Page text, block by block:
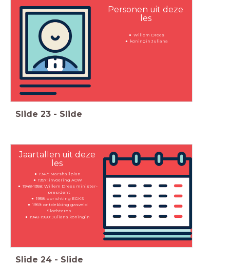
Personen uit deze
les
Willem Drees
koningin Juliana
Slide 23 - Slide
Jaartallen uit deze
les
1947: Marshallplan
1957: invoering AOW
1948-1958: Willem Drees minister-
president
1958: oprichting EGKS
1959: ontdekking gasveld
Slochteren
1948-1980: Juliana koningin
Slide 24 - Slide